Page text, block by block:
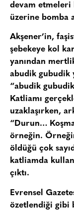
devam etmeleri
üzerine bomba
Akşener’in,
şebekeye kol
yanından
abudik gubudik
“abudik
Katliamı
uzaklaşırken,
“Durun…
örneğin.
öldüğü çok
katliamda
çıktı.
Evrensel
özetlendiği gibi